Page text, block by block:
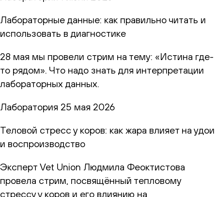
Лабораторные данные: как правильно читать и
использовать в диагностике
28 мая мы провели стрим на тему: «Истина где-
то рядом». Что надо знать для интерпретации
лабораторных данных.
Лаборатория 25 мая 2026
Теловой стресс у коров: как жара влияет на удои
и воспроизводство
Эксперт Vet Union Людмила Феоктистова
провела стрим, посвящённый тепловому
стрессу у коров и его влиянию на